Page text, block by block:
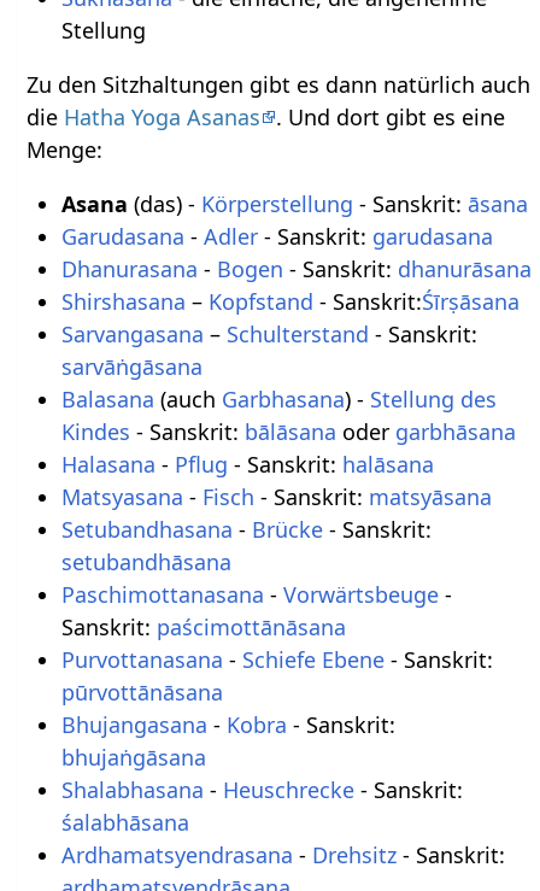
Stellung
Zu den Sitzhaltungen gibt es dann natürlich auch
die Hatha Yoga Asanas
. Und dort gibt es eine
Menge:
Asana (das) - Körperstellung - Sanskrit: āsana
Garudasana - Adler- Sanskrit: garudasana
Dhanurasana - Bogen - Sanskrit: dhanurāsana
Shirshasana – Kopfstand - Sanskrit:Śīrṣāsana
Sarvangasana – Schulterstand - Sanskrit:
sarvāṅgāsana
Balasana (auch Garbhasana) - Stellung des
Kindes - Sanskrit: bālāsana oder garbhāsana
Halasana - Pflug - Sanskrit: halāsana
Matsyasana - Fisch - Sanskrit: matsyāsana
Setubandhasana - Brücke- Sanskrit:
setubandhāsana
Paschimottanasana - Vorwärtsbeuge-
Sanskrit: paścimottānāsana
Purvottanasana - Schiefe Ebene- Sanskrit:
pūrvottānāsana
Bhujangasana - Kobra - Sanskrit:
bhujaṅgāsana
Shalabhasana - Heuschrecke- Sanskrit:
śalabhāsana
Ardhamatsyendrasana - Drehsitz- Sanskrit: